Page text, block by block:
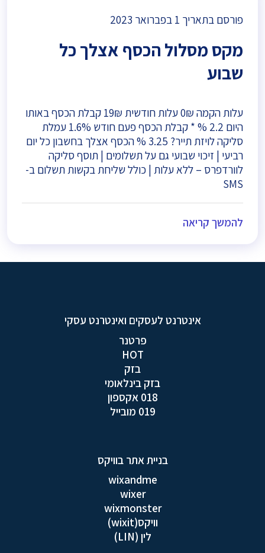
פורסם בתאריך 1 בפברואר 2023
מקס מסלול הכסף אצלך כל
שבוע
עלות הקמה 0₪ עלות חודשית 19₪ קבלת הכסף באותו
היום 2.2 % * קבלת הכסף פעם חודש 1.6% עמלת
סליקה לויזת תייר? 3.25 % הכסף אצלך בחשבון כל יום
רביעי | זיכוי שבועי גם על תשלומים | תוסף סליקה
לוורדפרס – ללא עלות | כולל שליחת בקשות תשלום ב-
SMS
להמשך קריאה
אינטרנט לעסקים ואינטרנט עסקי
פרטנר
HOT
בזק
בזק בינלאומי
018 אקספון
019 מובייל
בניית אתר בוויקס
wixandme
wixer
wixmonster
וויקס(wixit)
לין (LIN)